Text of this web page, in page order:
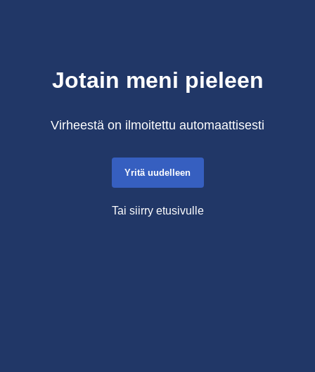
Jotain meni pieleen
Virheestä on ilmoitettu automaattisesti
Yritä uudelleen
Tai siirry etusivulle